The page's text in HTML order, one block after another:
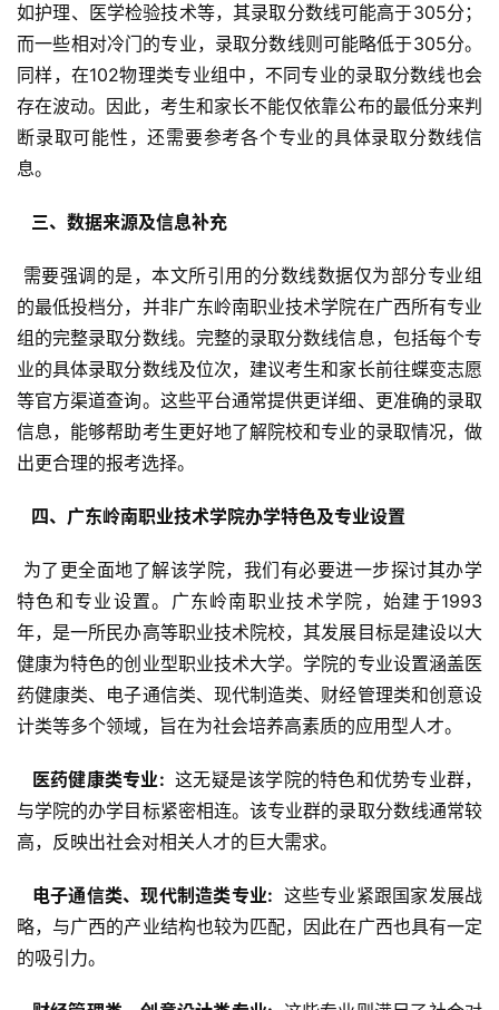
如护理、医学检验技术等，其录取分数线可能高于305分；
而一些相对冷门的专业，录取分数线则可能略低于305分。
同样，在102物理类专业组中，不同专业的录取分数线也会
存在波动。因此，考生和家长不能仅依靠公布的最低分来判
断录取可能性，还需要参考各个专业的具体录取分数线信
息。
  三、数据来源及信息补充
的最低投档分，并非广东岭南职业技术学院在广西所有专业
组的完整录取分数线。完整的录取分数线信息，包括每个专
业的具体录取分数线及位次，建议考生和家长前往蝶变志愿
等官方渠道查询。这些平台通常提供更详细、更准确的录取
信息，能够帮助考生更好地了解院校和专业的录取情况，做
出更合理的报考选择。
  四、广东岭南职业技术学院办学特色及专业设置
特色和专业设置。广东岭南职业技术学院，始建于1993
年，是一所民办高等职业技术院校，其发展目标是建设以大
健康为特色的创业型职业技术大学。学院的专业设置涵盖医
药健康类、电子通信类、现代制造类、财经管理类和创意设
计类等多个领域，旨在为社会培养高素质的应用型人才。
  医药健康类专业:
这无疑是该学院的特色和优势专业群，
与学院的办学目标紧密相连。该专业群的录取分数线通常较
高，反映出社会对相关人才的巨大需求。
  电子通信类、现代制造类专业:
这些专业紧跟国家发展战
略，与广西的产业结构也较为匹配，因此在广西也具有一定
的吸引力。